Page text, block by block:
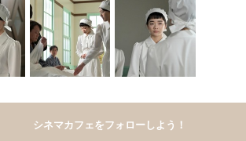
シネマカフェをフォローしよう！